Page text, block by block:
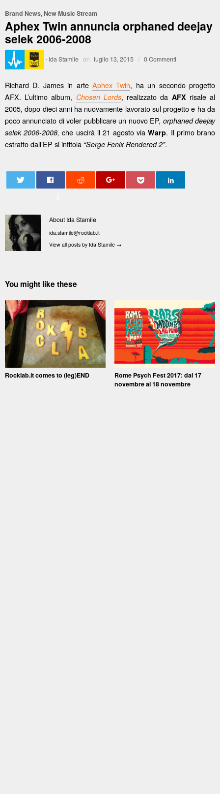
Brand News, New Music Stream
Aphex Twin annuncia orphaned deejay
selek 2006-2008
· Ida Stamile on luglio 13, 2015 / 0 Commenti
Richard D. James in arte Aphex Twin, ha un secondo progetto
AFX. L’ultimo album, Chosen Lords, realizzato da AFX risale al
2005, dopo dieci anni ha nuovamente lavorato sul progetto e ha da
poco annunciato di voler pubblicare un nuovo EP, orphaned deejay
selek 2006-2008, che uscirà il 21 agosto viaWarp. Il primo brano
estratto dall’EP si intitola “Serge Fenix Rendered 2”.
About Ida Stamile
ida.stamile@rocklab.it
View all posts by Ida Stamile →
You might like these
Rocklab.it comes to (leg)END
Rome Psych Fest 2017: dal 17
novembre al 18 novembre